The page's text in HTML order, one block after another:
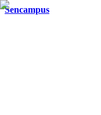
Sencampus